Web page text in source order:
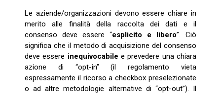
Le aziende/organizzazioni devono essere chiare in
merito alle finalità della raccolta dei dati e il
consenso deve essere “esplicito e libero”. Ciò
significa che il metodo di acquisizione del consenso
deve essere inequivocabile e prevedere una chiara
azione di “opt-in” (il regolamento vieta
espressamente il ricorso a checkbox preselezionate
o ad altre metodologie alternative di “opt-out”). Il